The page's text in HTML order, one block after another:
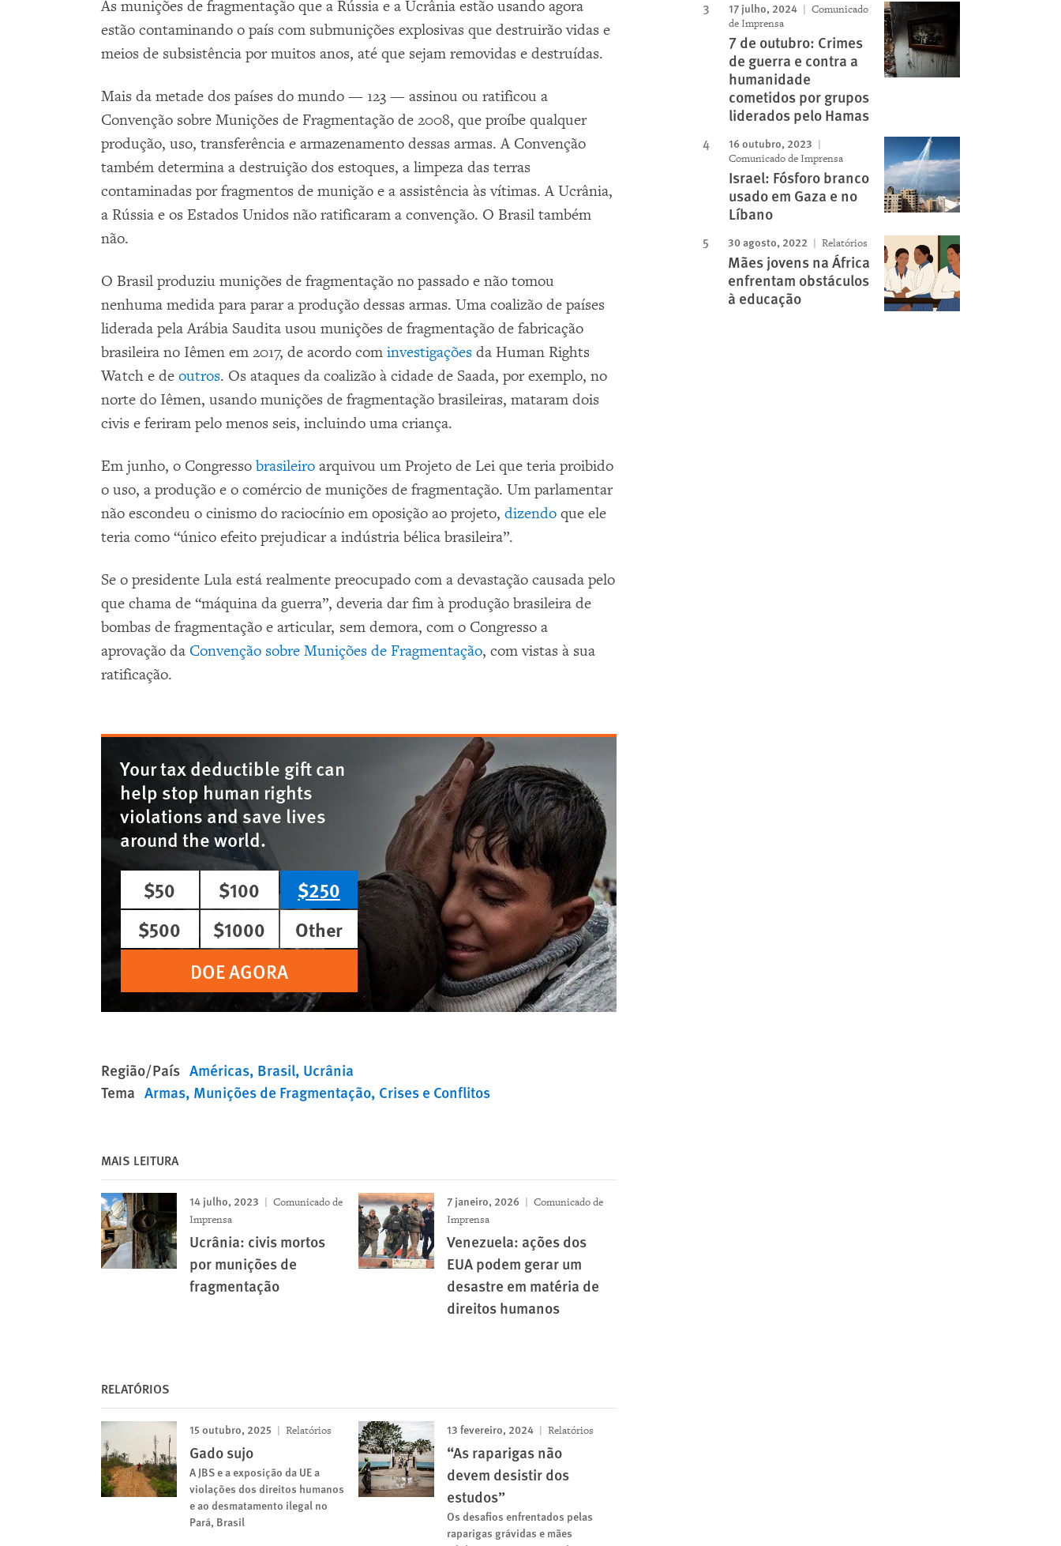
As munições de fragmentação que a Rússia e a Ucrânia estão usando agora
estão contaminando o país com submunições explosivas que destruirão vidas e
meios de subsistência por muitos anos, até que sejam removidas e destruídas.
Mais da metade dos países do mundo — 123 — assinou ou ratificou a
Convenção sobre Munições de Fragmentação de 2008, que proíbe qualquer
produção, uso, transferência e armazenamento dessas armas. A Convenção
também determina a destruição dos estoques, a limpeza das terras
contaminadas por fragmentos de munição e a assistência às vítimas. A Ucrânia,
a Rússia e os Estados Unidos não ratificaram a convenção. O Brasil também
não.
O Brasil produziu munições de fragmentação no passado e não tomou
nenhuma medida para parar a produção dessas armas. Uma coalizão de países
liderada pela Arábia Saudita usou munições de fragmentação de fabricação
brasileira no Iêmen em 2017, de acordo com investigações da Human Rights
Watch e de outros. Os ataques da coalizão à cidade de Saada, por exemplo, no
norte do Iêmen, usando munições de fragmentação brasileiras, mataram dois
civis e feriram pelo menos seis, incluindo uma criança.
Em junho, o Congresso brasileiro arquivou um Projeto de Lei que teria proibido
o uso, a produção e o comércio de munições de fragmentação. Um parlamentar
não escondeu o cinismo do raciocínio em oposição ao projeto, dizendo que ele
teria como “único efeito prejudicar a indústria bélica brasileira”.
Se o presidente Lula está realmente preocupado com a devastação causada pelo
que chama de “máquina da guerra”, deveria dar fim à produção brasileira de
bombas de fragmentação e articular, sem demora, com o Congresso a
aprovação da Convenção sobre Munições de Fragmentação, com vistas à sua
ratificação.
Your tax deductible gift can
help stop human rights
violations and save lives
around the world.
$50
$100
$250
$500
$1000
Other
DOE AGORA
Região/País Américas Brasil Ucrânia
Tema Armas Munições de Fragmentação Crises e Conflitos
MAIS LEITURA
14 julho, 2023
Comunicado de
Imprensa
Ucrânia: civis mortos
por munições de
fragmentação
7 janeiro, 2026
Comunicado de
Imprensa
Venezuela: ações dos
EUA podem gerar um
desastre em matéria de
direitos humanos
RELATÓRIOS
15 outubro, 2025 Relatórios
Gado sujo
A JBS e a exposição da UE a
violações dos direitos humanos
e ao desmatamento ilegal no
Pará, Brasil
13 fevereiro, 2024 Relatórios
“As raparigas não
devem desistir dos
estudos”
Os desafios enfrentados pelas
raparigas grávidas e mães
17 julho, 2024
Comunicado
de Imprensa
7 de outubro: Crimes
de guerra e contra a
humanidade
cometidos por grupos
liderados pelo Hamas
16 outubro, 2023
Comunicado de Imprensa
Israel: Fósforo branco
usado em Gaza e no
Líbano
30 agosto, 2022 Relatórios
Mães jovens na África
enfrentam obstáculos
à educação